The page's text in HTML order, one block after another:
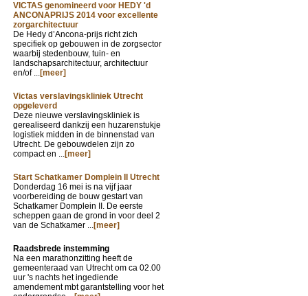
VICTAS genomineerd voor HEDY 'd
ANCONAPRIJS 2014 voor excellente
zorgarchitectuur
De Hedy d’Ancona-prijs richt zich
specifiek op gebouwen in de zorgsector
waarbij stedenbouw, tuin- en
landschapsarchitectuur, architectuur
en/of ...[meer]
Victas verslavingskliniek Utrecht
opgeleverd
Deze nieuwe verslavingskliniek is
gerealiseerd dankzij een huzarenstukje
logistiek midden in de binnenstad van
Utrecht. De gebouwdelen zijn zo
compact en ...[meer]
Start Schatkamer Domplein II Utrecht
Donderdag 16 mei is na vijf jaar
voorbereiding de bouw gestart van
Schatkamer Domplein II. De eerste
scheppen gaan de grond in voor deel 2
van de Schatkamer ...[meer]
Raadsbrede instemming
Na een marathonzitting heeft de
gemeenteraad van Utrecht om ca 02.00
uur 's nachts het ingediende
amendement mbt garantstelling voor het